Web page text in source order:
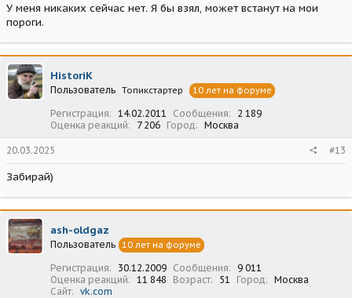
У меня никаких сейчас нет. Я бы взял, может встанут на мои
пороги.
HistoriK
Пользователь Топикстартер 10 лет на форуме
Регистрация 14.02.2011 Сообщения
2 189
Оценка реакций
7 206 Город Москва
20.03.2025 #13
Забирай)
ash-oldgaz
Пользователь 10 лет на форуме
Регистрация 30.12.2009 Сообщения
9 011
Оценка реакций
11 848 Возраст 51 Город
Москва
Сайт
vk.com